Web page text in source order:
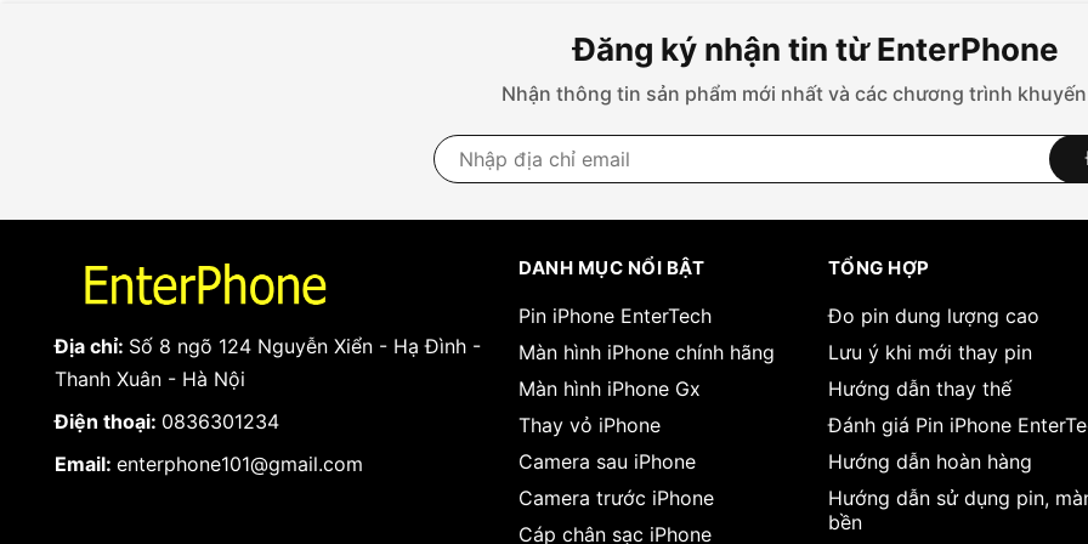
Đăng ký nhận tin từ EnterPhone
Nhận thông tin sản phẩm mới nhất và các chương trình
Địa chỉ: Số 8 ngõ 124 Nguyễn Xiển - Hạ Đình -
Thanh Xuân - Hà Nội
Điện thoại: 0836301234
Email: enterphone101@gmail.com
DANH MỤC NỔI BẬT
Pin iPhone EnterTech
Màn hình iPhone chính hãng
Màn hình iPhone Gx
Thay vỏ iPhone
Camera sau iPhone
Camera trước iPhone
Cáp chân sạc iPhone
TỔNG HỢP
Đo pin dung lượng cao
Lưu ý khi mới thay pin
Hướng dẫn thay thế
Đánh giá Pin iPhone
Hướng dẫn hoàn hàng
Hướng dẫn sử dụng pin,
bền